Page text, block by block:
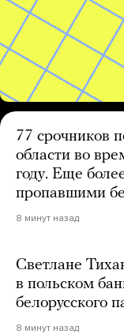
77 срочников
области во
году. Еще
пропавшими
8 минут назад
Светлане
в польском
белорусского
8 минут назад